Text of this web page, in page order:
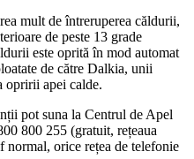
mult de întreruperea căldurii,
de peste 13 grade
este oprită în mod automat
de către Dalkia, unii
opririi apei calde.
pot suna la Centrul de Apel
800 255 (gratuit, rețeaua
orice rețea de telefonie